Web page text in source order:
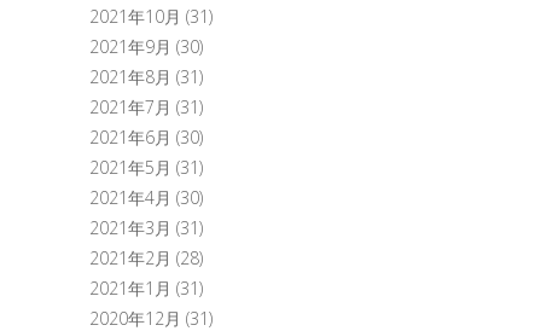
2021年10月 (31)
2021年9月 (30)
2021年8月 (31)
2021年7月 (31)
2021年6月 (30)
2021年5月 (31)
2021年4月 (30)
2021年3月 (31)
2021年2月 (28)
2021年1月 (31)
2020年12月 (31)